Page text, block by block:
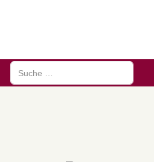
Suchen